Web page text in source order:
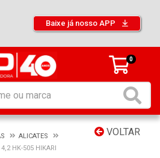
Baixe já nosso APP
0
VOLTAR
ALICATES
HK-505 HIKARI